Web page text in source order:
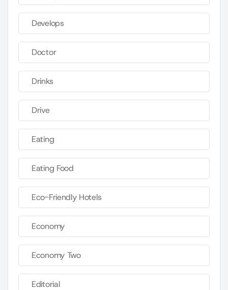
Develops
Doctor
Drinks
Drive
Eating
Eating Food
Eco-Friendly Hotels
Economy
Economy Two
Editorial